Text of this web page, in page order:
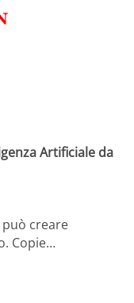
Artificiale da
creare
Copie…